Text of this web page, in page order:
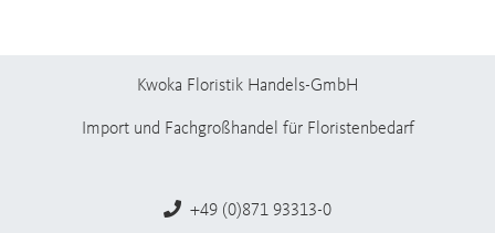
Kwoka Floristik Handels-GmbH
Import und Fachgroßhandel für Floristenbedarf
+49 (0)871 93313-0